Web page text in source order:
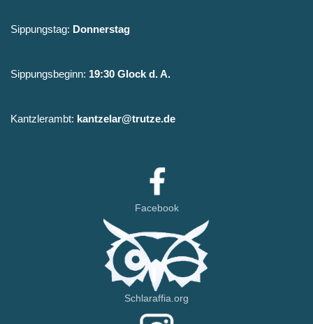
Sippungstag: Donnerstag
Sippungsbeginn: 19:30 Glock d. A.
Kantzlerambt: kantzelar@trutze.de
Facebook
Schlaraffia.org